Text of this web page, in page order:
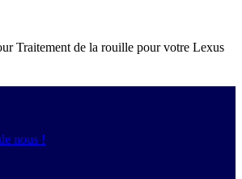
Traitement de la rouille pour votre Lexus
nous !